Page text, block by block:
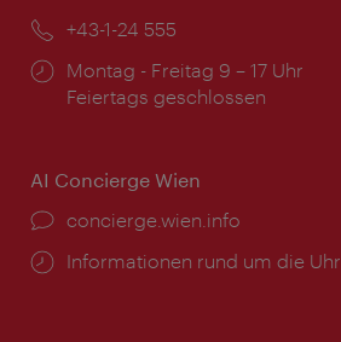
Telefon:
+43-1-24 555
Öffnungszeiten:
Montag - Freitag 9 – 17 Uhr
Feiertags geschlossen
AI Concierge Wien
Ort:
concierge.wien.info
Öffnungszeiten:
Informationen rund um die Uhr